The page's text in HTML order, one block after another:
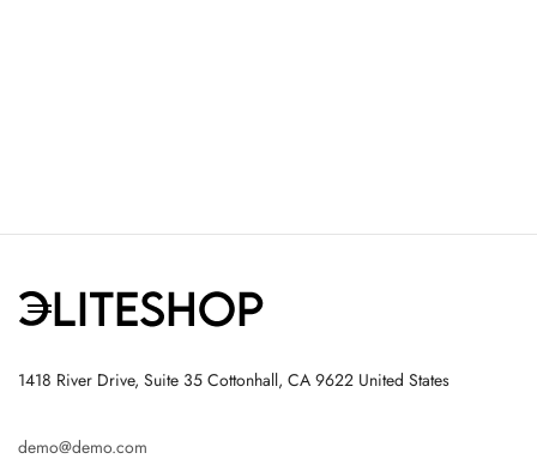
1418 River Drive, Suite 35 Cottonhall, CA 9622 United States
demo@demo.com